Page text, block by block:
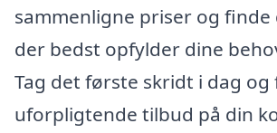
sammenligne priser og
der bedst opfylder dine
Tag det første skridt i dag og
uforpligtende tilbud på din